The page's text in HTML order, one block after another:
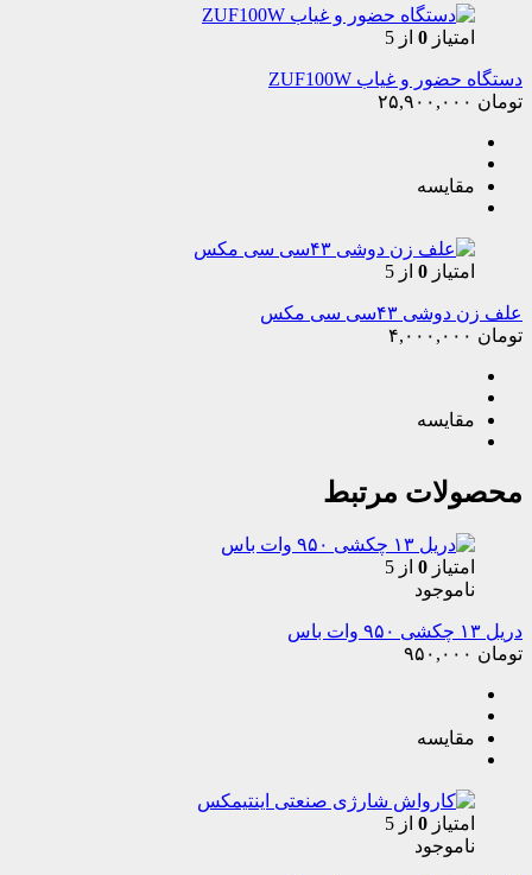
امتیاز 0 از 5
دستگاه حضور و غیاب ZUF100W
تومان
مقایسه
امتیاز 0 از 5
علف زن دوشی ۴۳سی سی مکس
تومان
مقایسه
محصولات مرتبط
امتیاز 0 از 5
ناموجود
دریل ۱۳ چکشی ۹۵۰ وات باس
تومان
مقایسه
امتیاز 0 از 5
ناموجود